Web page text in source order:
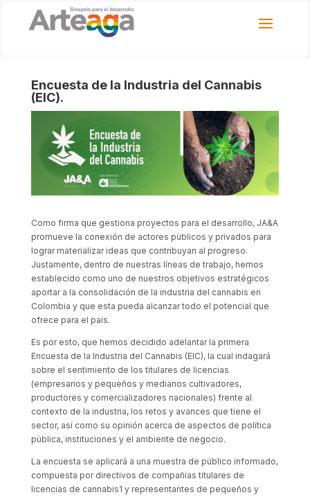
Encuesta de la Industria del Cannabis
(EIC).
Como firma que gestiona proyectos para el desarrollo, JA&A
promueve la conexión de actores públicos y privados para
lograr materializar ideas que contribuyan al progreso.
Justamente, dentro de nuestras líneas de trabajo, hemos
establecido como uno de nuestros objetivos estratégicos
aportar a la consolidación de la industria del cannabis en
Colombia y que esta pueda alcanzar todo el potencial que
ofrece para el país.
Es por esto, que hemos decidido adelantar la primera
Encuesta de la Industria del Cannabis (EIC), la cual indagará
sobre el sentimiento de los titulares de licencias
(empresarios y pequeños y medianos cultivadores,
productores y comercializadores nacionales) frente al
contexto de la industria, los retos y avances que tiene el
sector, así como su opinión acerca de aspectos de política
pública, instituciones y el ambiente de negocio.
La encuesta se aplicará a una muestra de público informado,
compuesta por directivos de compañías titulares de
licencias de cannabis1 y representantes de pequeños y